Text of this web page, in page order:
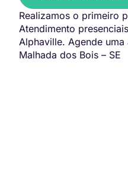
Realizamos o primeiro
Atendimento
Alphaville. Agende
Malhada dos Bois – SE